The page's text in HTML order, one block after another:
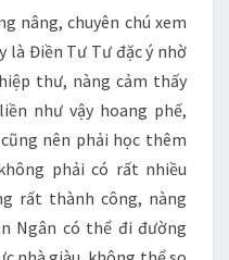
nâng, chuyên chú xem
là Điền Tư Tư đặc ý nhờ
thư, nàng cảm thấy
như vậy hoang phế,
nên phải học thêm
phải có rất nhiều
rất thành công, nàng
Ngân có thể đi đường